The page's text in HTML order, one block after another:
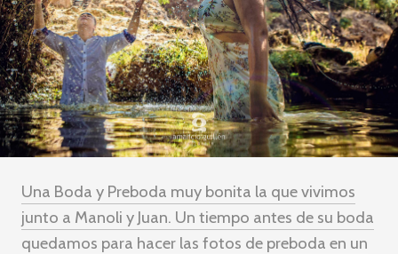
Una Boda y Preboda muy bonita la que vivimos
junto a Manoli y Juan. Un tiempo antes de su boda
quedamos para hacer las fotos de preboda en un